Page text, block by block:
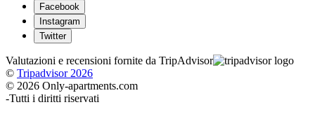
Facebook
Instagram
Twitter
Valutazioni e recensioni fornite da TripAdvisor
© Tripadvisor 2026
© 2026 Only-apartments.com
-Tutti i diritti riservati